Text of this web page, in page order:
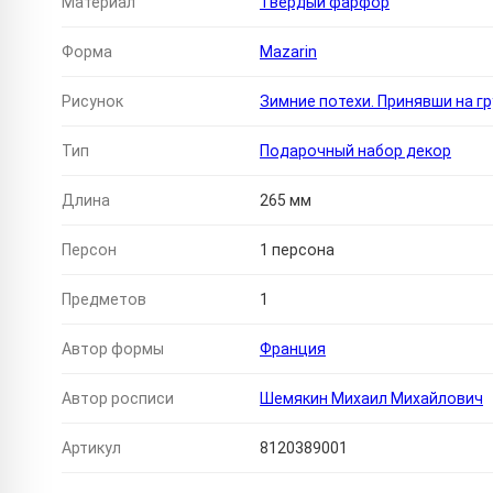
Форма Mazarin
Рисунок Зимние потехи. Принявши на
Тип Подарочный набор декор
Длина 265 мм
Персон 1 персона
Предметов 1
Автор формы Франция
Автор росписи Шемякин Михаил Михайлович
Артикул 8120389001